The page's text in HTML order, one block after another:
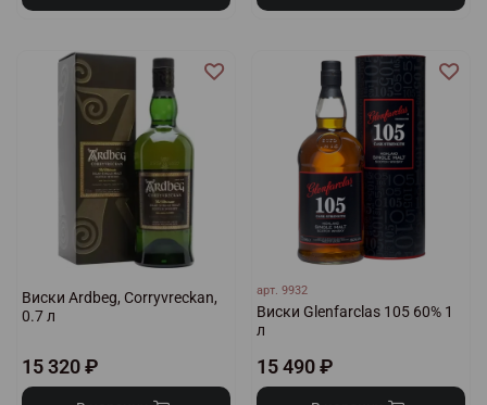
Виски Ardbeg, Corryvreckan,
0.7 л
15 320 ₽
арт.9932
Виски Glenfarclas 105 60% 1
л
15 490 ₽